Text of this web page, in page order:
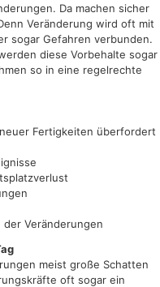
Da machen sicher
Veränderung wird oft mit
sogar Gefahren verbunden.
diese Vorbehalte sogar
so in eine regelrechte
Fertigkeiten überfordert
Veränderungen
meist große Schatten
oft sogar ein